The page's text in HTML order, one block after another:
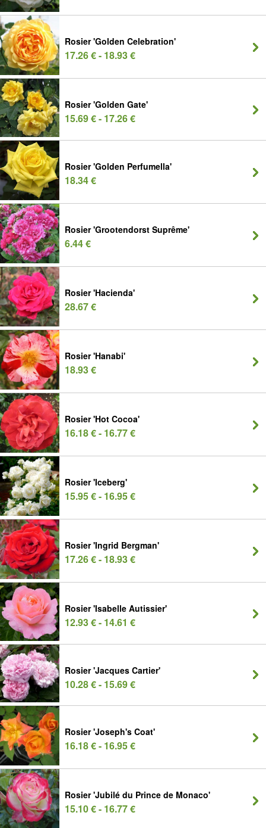
Rosier 'Golden Celebration'
17.26 € - 18.93 €
Rosier 'Golden Gate'
15.69 € - 17.26 €
Rosier 'Golden Perfumella'
18.34 €
Rosier 'Grootendorst Suprême'
6.44 €
Rosier 'Hacienda'
28.67 €
Rosier 'Hanabi'
18.93 €
Rosier 'Hot Cocoa'
16.18 € - 16.77 €
Rosier 'Iceberg'
15.95 € - 16.95 €
Rosier 'Ingrid Bergman'
17.26 € - 18.93 €
Rosier 'Isabelle Autissier'
12.93 € - 14.61 €
Rosier 'Jacques Cartier'
10.28 € - 15.69 €
Rosier 'Joseph's Coat'
16.18 € - 16.95 €
Rosier 'Jubilé du Prince de Monaco'
15.10 € - 16.77 €